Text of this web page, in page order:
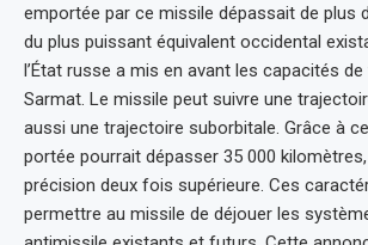
emportée par ce missile dépassait de plus
du plus puissant équivalent occidental
l’État russe a mis en avant les capacités
Sarmat. Le missile peut suivre une
aussi une trajectoire suborbitale. Grâce à
portée pourrait dépasser 35 000
précision deux fois supérieure. Ces
permettre au missile de déjouer les